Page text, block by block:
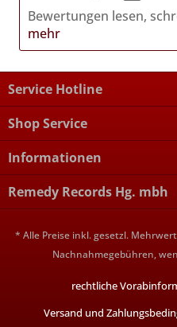
Bewertungen lesen,
mehr
Service Hotline
Shop Service
Informationen
Remedy Records Hg. mbh
* Alle Preise inkl. gesetzl.
Nachnahmegebühren,
rechtliche
Versand und